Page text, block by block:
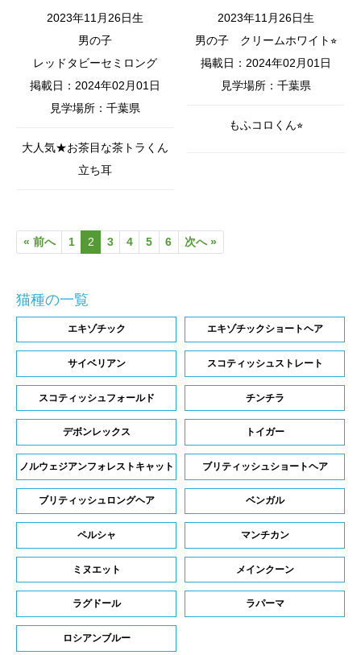
2023年11月26日生
男の子
レッドタビーセミロング
掲載日：2024年02月01日
見学場所：千葉県
大人気★お茶目な茶トラくん
立ち耳
2023年11月26日生
男の子
クリームホワイト⭐︎
掲載日：2024年02月01日
見学場所：千葉県
もふコロくん⭐︎
« 前へ 1 2 3 4 5 6 次へ »
猫種の一覧
エキゾチック エキゾチックショートヘア
サイベリアン スコティッシュストレート
スコティッシュフォールド チンチラ
デボンレックス トイガー
ノルウェジアンフォレストキャット ブリティッシュショートヘア
ブリティッシュロングヘア ベンガル
ペルシャ マンチカン
ミヌエット メインクーン
ラグドール ラパーマ
ロシアンブルー